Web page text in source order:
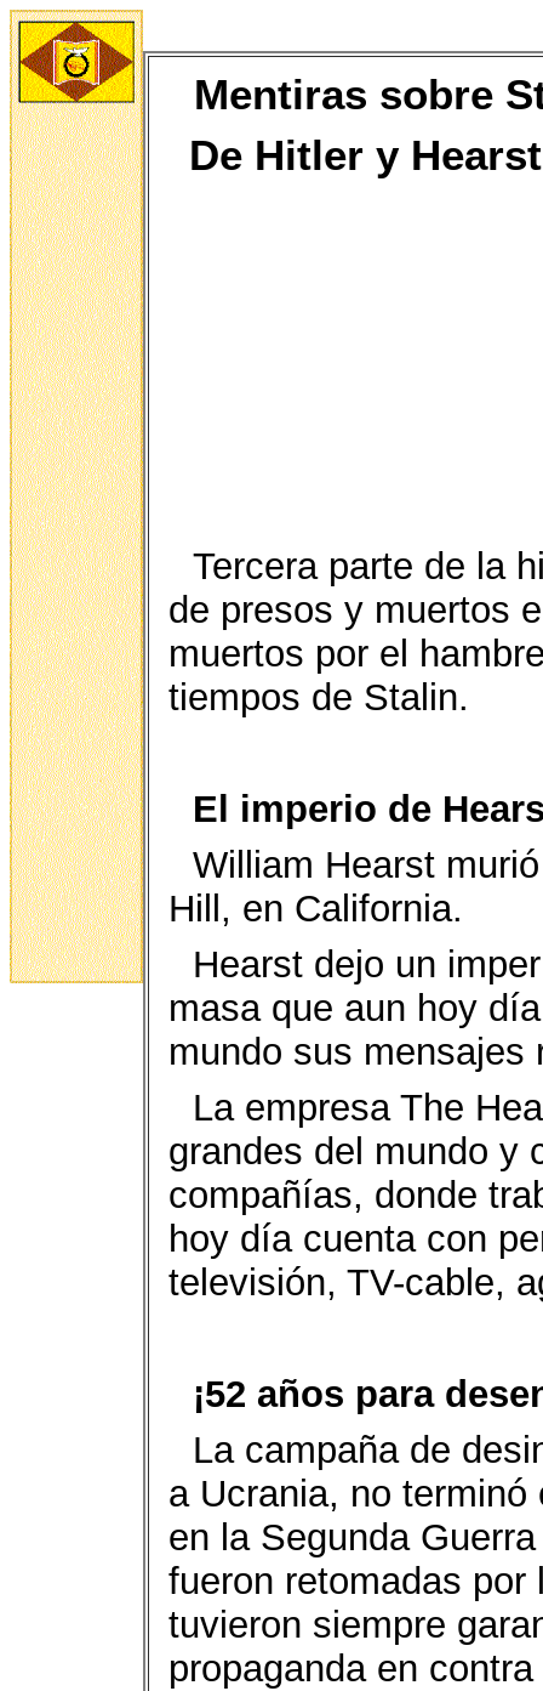
Mentiras sobre
De Hitler y
Tercera parte de la
de presos y muertos
muertos por el
tiempos de Stalin.
El imperio de
William Hearst
Hill, en California.
Hearst dejo un
masa que aun hoy
mundo sus mensajes
La empresa The
grandes del mundo y
compañías, donde
hoy día cuenta con
televisión, TV-cable,
¡52 años para
La campaña de
a Ucrania, no
en la Segunda
fueron retomadas
tuvieron siempre
propaganda en